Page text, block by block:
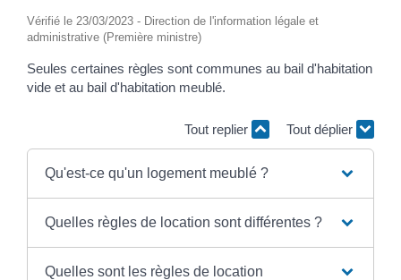
Vérifié le 23/03/2023 - Direction de l'information légale et
administrative (Première ministre)
Seules certaines règles sont communes au bail d'habitation
vide et au bail d'habitation meublé.
Tout replier Tout déplier
Qu'est-ce qu'un logement meublé ?
Quelles règles de location sont différentes ?
Quelles sont les règles de location